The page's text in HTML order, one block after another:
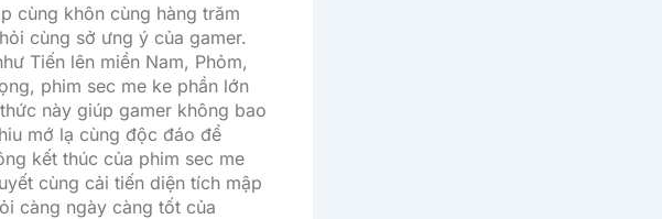
cùng khôn cùng hàng trăm
cùng sở ưng ý của gamer.
Tiến lên miền Nam, Phỏm,
phim sec me ke phần lớn
này giúp gamer không bao
mớ lạ cùng độc đáo để
kết thúc của phim sec me
cùng cải tiến diện tích mập
càng ngày càng tốt của